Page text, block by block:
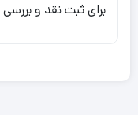
برای ثبت نقد و بررسی